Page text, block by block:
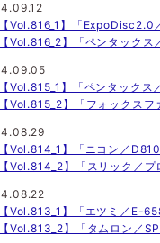
【Vol.816_1】「ExpoDisc2.0
【Vol.816_2】「ペンタックス
【Vol.815_1】「ペンタック
【Vol.815_2】「フォックス
【Vol.814_1】「ニコン／D810
【Vol.814_2】「スリック／
【Vol.813_1】「エツミ／E-
【Vol.813_2】「タムロン／